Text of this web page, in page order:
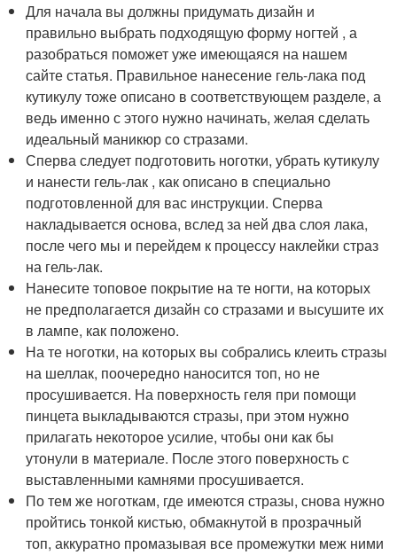
Для начала вы должны придумать дизайн и
правильно выбрать подходящую форму ногтей , а
разобраться поможет уже имеющаяся на нашем
сайте статья. Правильное нанесение гель-лака под
кутикулу тоже описано в соответствующем разделе, а
ведь именно с этого нужно начинать, желая сделать
идеальный маникюр со стразами.
Сперва следует подготовить ноготки, убрать кутикулу
и нанести гель-лак , как описано в специально
подготовленной для вас инструкции. Сперва
накладывается основа, вслед за ней два слоя лака,
после чего мы и перейдем к процессу наклейки страз
на гель-лак.
Нанесите топовое покрытие на те ногти, на которых
не предполагается дизайн со стразами и высушите их
в лампе, как положено.
На те ноготки, на которых вы собрались клеить стразы
на шеллак, поочередно наносится топ, но не
просушивается. На поверхность геля при помощи
пинцета выкладываются стразы, при этом нужно
прилагать некоторое усилие, чтобы они как бы
утонули в материале. После этого поверхность с
выставленными камнями просушивается.
По тем же ноготкам, где имеются стразы, снова нужно
пройтись тонкой кистью, обмакнутой в прозрачный
топ, аккуратно промазывая все промежутки меж ними